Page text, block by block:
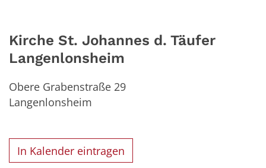
Kirche St. Johannes d. Täufer
Langenlonsheim
Obere Grabenstraße 29
Langenlonsheim
In Kalender eintragen